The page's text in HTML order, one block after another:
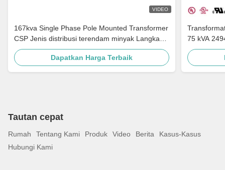
VIDEO
167kva Single Phase Pole Mounted Transformer
CSP Jenis distribusi terendam minyak Langkah
Turun 4160v Ke 480v
Dapatkan Harga Terbaik
75 kVA
Untuk
Tautan cepat
Rumah Tentang Kami Produk Video Berita
Kasus-Kasus
Hubungi Kami